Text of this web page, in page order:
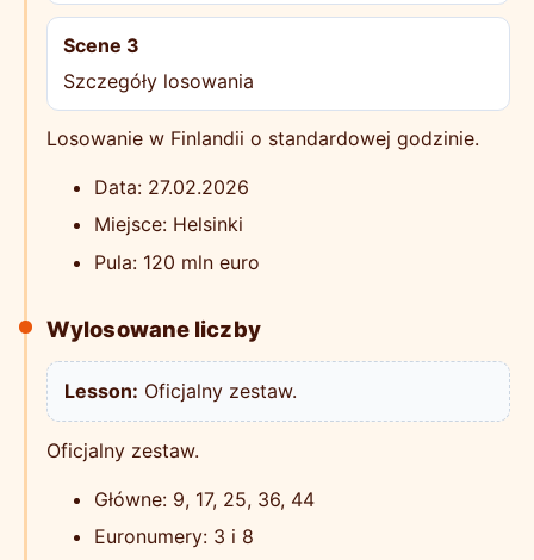
Scene 3
Szczegóły losowania
Losowanie w Finlandii o standardowej godzinie.
Data: 27.02.2026
Miejsce: Helsinki
Pula: 120 mln euro
Wylosowane liczby
Lesson: Oficjalny zestaw.
Oficjalny zestaw.
Główne: 9, 17, 25, 36, 44
Euronumery: 3 i 8